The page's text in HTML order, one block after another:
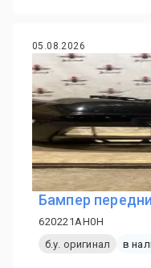
05.08.2026
Бампер
620221AH0H
б.у. оригинал
в